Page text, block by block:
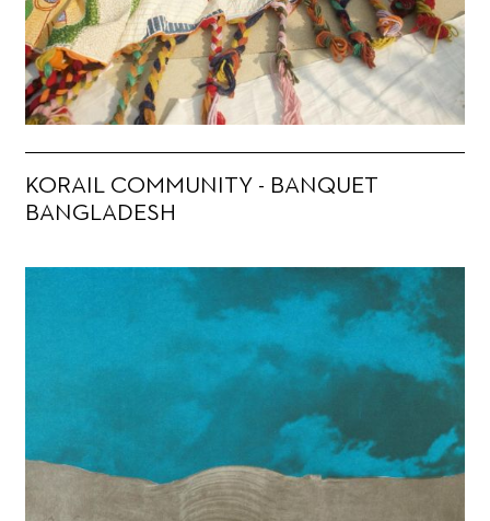
KORAIL COMMUNITY - BANQUET
BANGLADESH